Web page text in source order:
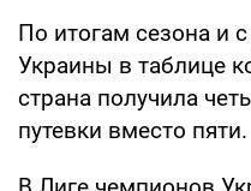
По итогам сезона и
Украины в таблице
страна получила
путевки вместо пяти.